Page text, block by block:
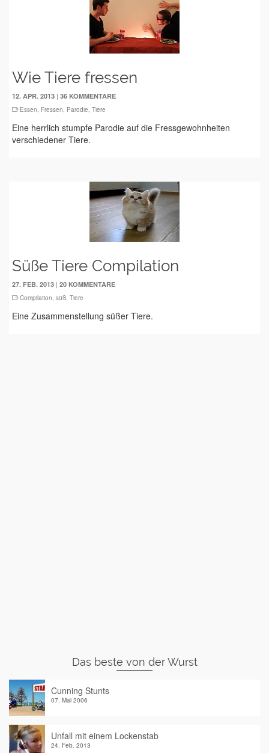
Wie Tiere fressen
12. APR. 2013 | 36 KOMMENTARE
Essen, Fressen, Parodie, Tiere
Eine herrlich stumpfe Parodie auf die Fressgewohnheiten
verschiedener Tiere.
Süße Tiere Compilation
27. FEB. 2013 | 20 KOMMENTARE
Compilation, süß, Tiere
Eine Zusammenstellung süßer Tiere.
Das beste von der Wurst
Cunning Stunts
07. Mai 2006
Unfall mit einem Lockenstab
24. Feb. 2013